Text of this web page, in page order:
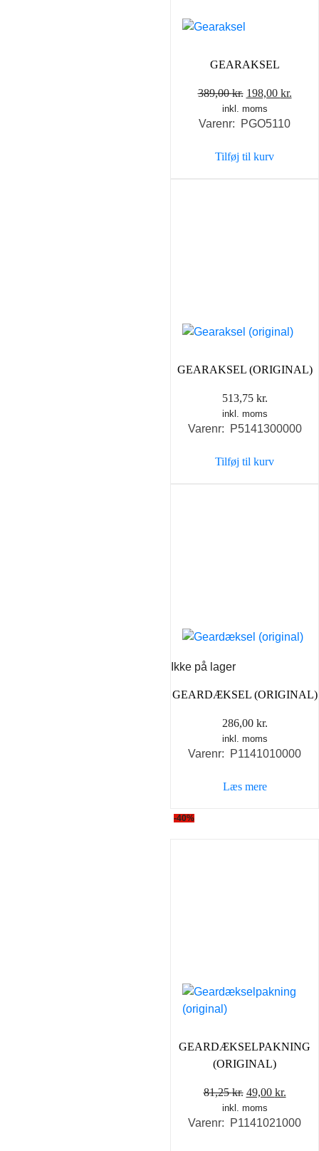
GEARAKSEL
389,00kr. Den
oprindelige
pris
389,00 kr..
198,00 kr.
inkl. moms
Varenr: PGO5110
Tilføj til kurv
GEARAKSEL (ORIGINAL)
513,75 kr.
inkl. moms
Varenr: P5141300000
Tilføj til kurv
Ikke på lager
GEARDÆKSEL (ORIGINAL)
286,00 kr.
inkl. moms
Varenr: P1141010000
Læs mere
-40%
GEARDÆKSELPAKNING
(ORIGINAL)
81,25kr. Den
oprindelige
pris
49,00 kr.
pris
inkl. moms
Varenr: P1141021000